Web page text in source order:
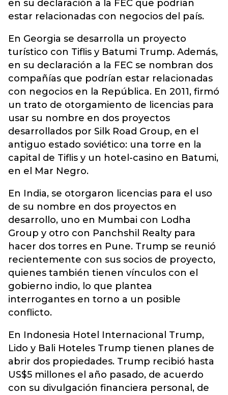
en su declaración a la FEC que podrían
estar relacionadas con negocios del país.
En Georgia se desarrolla un proyecto
turístico con Tiflis y Batumi Trump. Además,
en su declaración a la FEC se nombran dos
compañías que podrían estar relacionadas
con negocios en la República. En 2011, firmó
un trato de otorgamiento de licencias para
usar su nombre en dos proyectos
desarrollados por Silk Road Group, en el
antiguo estado soviético: una torre en la
capital de Tiflis y un hotel-casino en Batumi,
en el Mar Negro.
En India, se otorgaron licencias para el uso
de su nombre en dos proyectos en
desarrollo, uno en Mumbai con Lodha
Group y otro con Panchshil Realty para
hacer dos torres en Pune. Trump se reunió
recientemente con sus socios de proyecto,
quienes también tienen vínculos con el
gobierno indio, lo que plantea
interrogantes en torno a un posible
conflicto.
En Indonesia Hotel Internacional Trump,
Lido y Bali Hoteles Trump tienen planes de
abrir dos propiedades. Trump recibió hasta
US$5 millones el año pasado, de acuerdo
con su divulgación financiera personal, de